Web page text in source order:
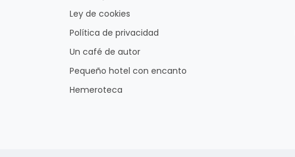
Ley de cookies
Política de privacidad
Un café de autor
Pequeño hotel con encanto
Hemeroteca